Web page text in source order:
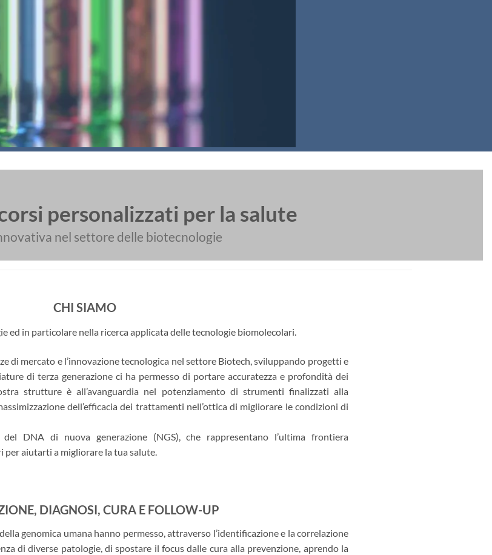
personalizzati per la salute
nel settore delle biotecnologie
CHI SIAMO
ed in particolare nella ricerca applicata delle tecnologie biomolecolari.
di mercato e l’innovazione tecnologica nel settore Biotech, sviluppando progetti e
di terza generazione ci ha permesso di portare accuratezza e profondità dei
strutture è all’avanguardia nel potenziamento di strumenti finalizzati alla
dell’efficacia dei trattamenti nell’ottica di migliorare le condizioni di
DNA di nuova generazione (NGS), che rappresentano l’ultima frontiera
per aiutarti a migliorare la tua salute.
DIAGNOSI, CURA E FOLLOW-UP
genomica umana hanno permesso, attraverso l’identificazione e la correlazione
di diverse patologie, di spostare il focus dalle cura alla prevenzione, aprendo la